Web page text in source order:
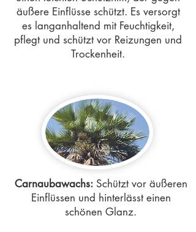
äußere Einflüsse schützt. Es versorgt
es langanhaltend mit Feuchtigkeit,
pflegt und schützt vor Reizungen und
Trockenheit.
Carnaubawachs:Schützt vor äußeren
Einflüssen und hinterlässt einen
schönen Glanz.